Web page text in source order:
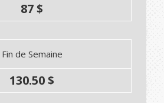
87 $
Fin de Semaine
130.50 $